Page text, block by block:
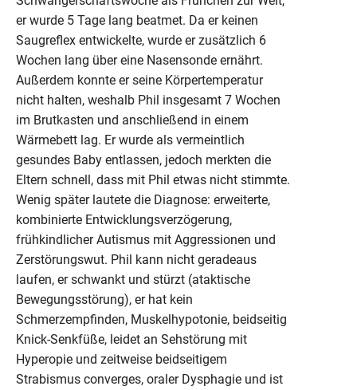
er wurde 5 Tage lang beatmet. Da er keinen
Saugreflex entwickelte, wurde er zusätzlich 6
Wochen lang über eine Nasensonde ernährt.
Außerdem konnte er seine Körpertemperatur
nicht halten, weshalb Phil insgesamt 7 Wochen
im Brutkasten und anschließend in einem
Wärmebett lag. Er wurde als vermeintlich
gesundes Baby entlassen, jedoch merkten die
Eltern schnell, dass mit Phil etwas nicht stimmte.
Wenig später lautete die Diagnose: erweiterte,
kombinierte Entwicklungsverzögerung,
frühkindlicher Autismus mit Aggressionen und
Zerstörungswut. Phil kann nicht geradeaus
laufen, er schwankt und stürzt (ataktische
Bewegungsstörung), er hat kein
Schmerzempfinden, Muskelhypotonie, beidseitig
Knick-Senkfüße, leidet an Sehstörung mit
Hyperopie und zeitweise beidseitigem
Strabismus converges, oraler Dysphagie und ist